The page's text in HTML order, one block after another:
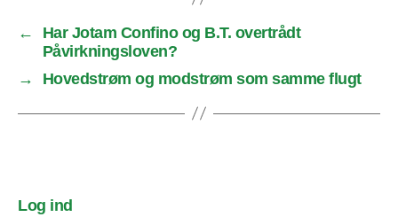
←
Har Jotam Confino og B.T. overtrådt
Påvirkningsloven?
→
Hovedstrøm og modstrøm som samme flugt
Log ind